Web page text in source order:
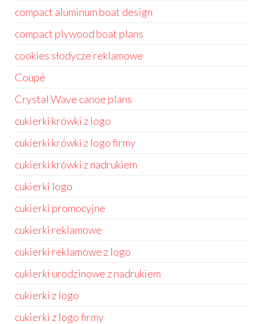
compact aluminum boat design
compact plywood boat plans
cookies słodycze reklamowe
Coupé
Crystal Wave canoe plans
cukierki krówki z logo
cukierki krówki z logo firmy
cukierki krówki z nadrukiem
cukierki logo
cukierki promocyjne
cukierki reklamowe
cukierki reklamowe z logo
cukierki urodzinowe z nadrukiem
cukierki z logo
cukierki z logo firmy